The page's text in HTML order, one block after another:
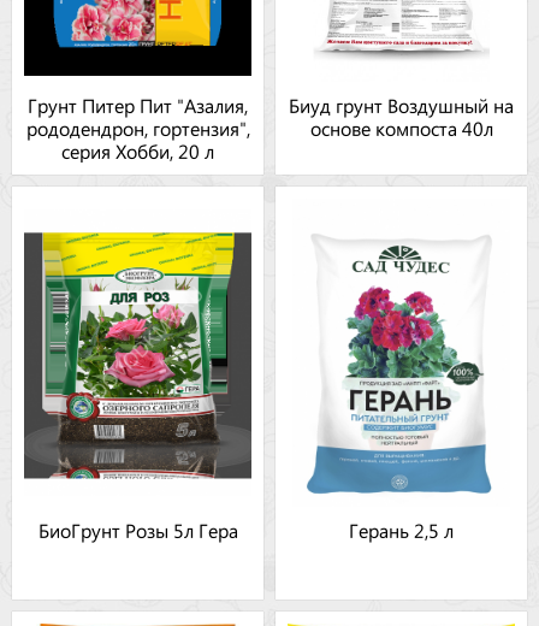
Грунт Питер Пит "Азалия,
рододендрон, гортензия",
серия Хобби, 20 л
Биуд грунт Воздушный на
основе компоста 40л
БиоГрунт Розы 5л Гера Герань 2,5 л